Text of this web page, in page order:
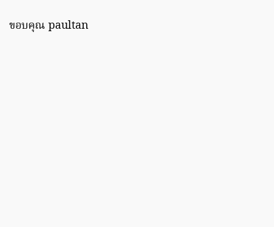
ขอบคุณ paultan